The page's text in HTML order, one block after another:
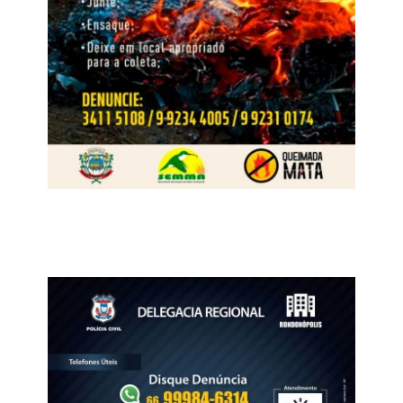
especialistas da Nortox e representantes das
cooperativas. A programação contou ainda com palestras
de convidados externos, como o economista Igor Barreto,
do Itaú BBA, que apresentou uma análise do cenário
econômico e das perspectivas para o agronegócio, e do
pesquisador Aroldo Marochi, que abordou os desafios
relacionados às doenças nas lavouras e ao manejo com
fungicidas.
Messenger
LinkedIn